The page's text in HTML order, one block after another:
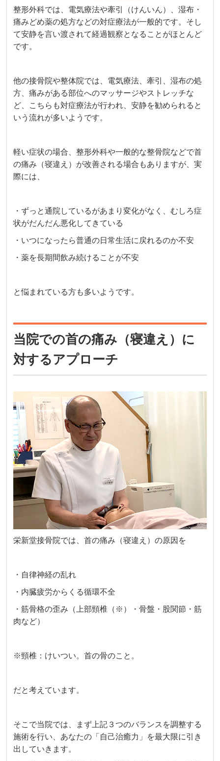
整形外科では、電気療法や牽引（けんいん）、湿布・
痛みどめ薬の処方などの対症療法が一般的です。そし
て安静を言い渡されて経過観察となることがほとんど
です。
他の接骨院や整体院では、電気療法、牽引、湿布の処
方、痛みがある部位へのマッサージやストレッチな
ど、こちらも対症療法が行われ、安静を勧められると
いう流れが多いようです。
軽い症状の場合、整形外科や一般的な整骨院などで首
の痛み（寝違え）が改善される場合もありますが、実
際には、
・ずっと通院しているがあまり変化がなく、むしろ症
状がだんだん悪化してきている
・いつになったら普通の日常生活に戻れるのか不安
・薬を長期間飲み続けることが不安
と悩まれている方も多いようです。
当院での首の痛み（寝違え）に
対するアプローチ
栄新堂接骨院では、首の痛み（寝違え）の原因を
・自律神経の乱れ
・内臓疲労からくる循環不全
・筋骨格の歪み（上部頸椎（※）・骨盤・股関節・筋
肉など）
※頸椎：けいつい。首の骨のこと。
だと考えています。
そこで当院では、まず上記３つのバランスを調整する
施術を行い、あなたの「自己治癒力」を最大限に引き
出していきます。